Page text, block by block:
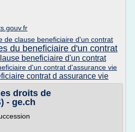
de clause beneficiaire d'un contrat
du beneficiaire d'un contrat
beneficiaire d'un contrat
d'un contrat d'assurance vie
contrat d assurance vie
droits de
- ge.ch